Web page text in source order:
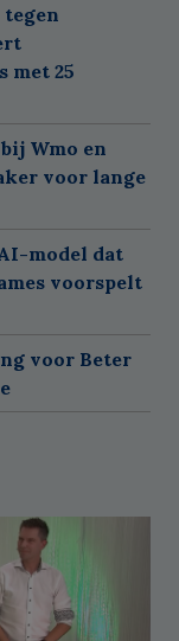
met 25
Wmo en
voor lange
model dat
voorspelt
voor Beter